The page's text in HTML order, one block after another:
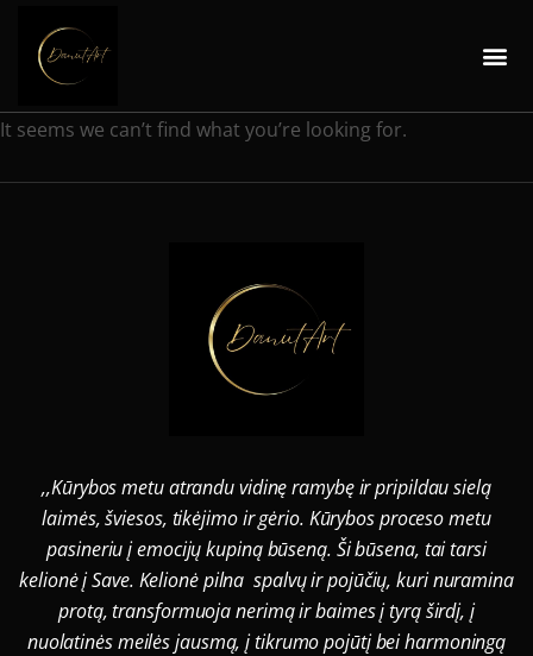
It seems we can’t find what you’re looking for.
,,Kūrybos metu atrandu vidinę ramybę ir pripildau sielą
laimės, šviesos, tikėjimo ir gėrio. Kūrybos proceso metu
pasineriu į emocijų kupiną būseną. Ši būsena, tai tarsi
kelionė į Save. Kelionė pilna spalvų ir pojūčių, kuri nuramina
protą, transformuoja nerimą ir baimes į tyrą širdį, į
nuolatinės meilės jausmą, į tikrumo pojūtį bei harmoningą